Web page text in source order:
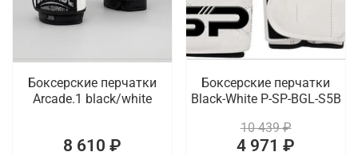
Боксерские перчатки
Arcade.1 black/white
8 610 ₽
Боксерские перчатки
Black-White P-SP-BGL-S5B
10 439 ₽
4 971 ₽